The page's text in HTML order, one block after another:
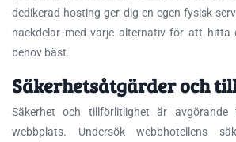
dedikerad hosting ger dig en egen fysisk
nackdelar med varje alternativ för att hitta
behov bäst.
Säkerhetsåtgärder och
Säkerhet och tillförlitlighet är
webbplats. Undersök webbhotellens